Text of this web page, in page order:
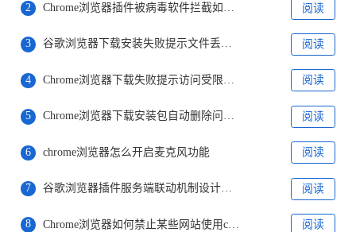
2 Chrome浏览器插件被病毒软件拦截如何解决 阅读
3 谷歌浏览器下载安装失败提示文件丢失快速修复 阅读
4 阅读
5 Chrome浏览器下载安装包自动删除问题处理 阅读
6 chrome浏览器怎么开启麦克风功能 阅读
7 谷歌浏览器插件服务端联动机制设计案例 阅读
8 Chrome浏览器如何禁止某些网站使用cookies 阅读